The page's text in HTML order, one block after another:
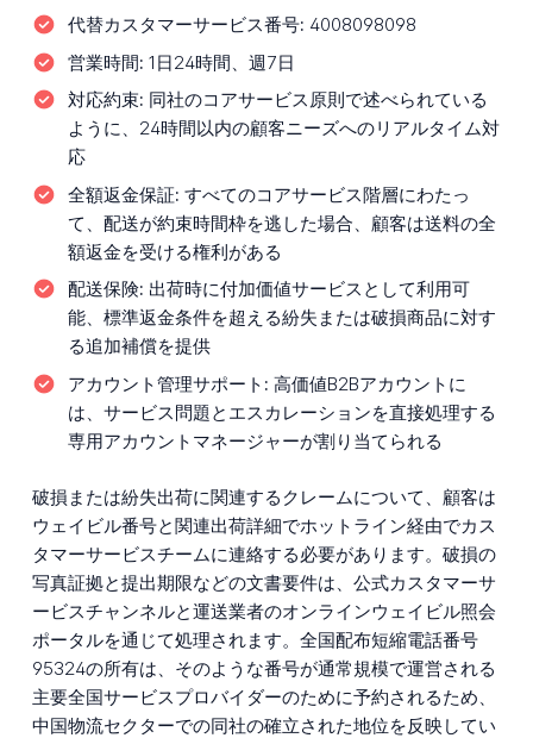
代替カスタマーサービス番号: 4008098098
営業時間: 1日24時間、週7日
対応約束: 同社のコアサービス原則で述べられている
ように、24時間以内の顧客ニーズへのリアルタイム対
応
全額返金保証: すべてのコアサービス階層にわたっ
て、配送が約束時間枠を逃した場合、顧客は送料の全
額返金を受ける権利がある
配送保険: 出荷時に付加価値サービスとして利用可
能、標準返金条件を超える紛失または破損商品に対す
る追加補償を提供
アカウント管理サポート: 高価値B2Bアカウントに
は、サービス問題とエスカレーションを直接処理する
専用アカウントマネージャーが割り当てられる
破損または紛失出荷に関連するクレームについて、顧客は
ウェイビル番号と関連出荷詳細でホットライン経由でカス
タマーサービスチームに連絡する必要があります。破損の
写真証拠と提出期限などの文書要件は、公式カスタマーサ
ービスチャンネルと運送業者のオンラインウェイビル照会
ポータルを通じて処理されます。全国配布短縮電話番号
95324の所有は、そのような番号が通常規模で運営される
主要全国サービスプロバイダーのために予約されるため、
中国物流セクターでの同社の確立された地位を反映してい